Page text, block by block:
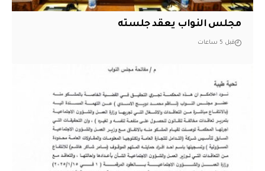
مجلس النواب يعقد جلسته
قبل 5 ساعات